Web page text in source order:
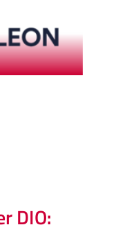
DIO: